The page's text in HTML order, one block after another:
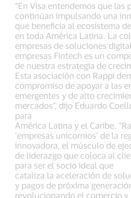
“En Visa entendemos que las
continúan impulsando una
que beneficia al ecosistema
en toda América Latina. La
empresas de soluciones
empresas Fintech es un
de nuestra estrategia de
Esta asociación con Rappi
compromiso de apoyar a las
emergentes y de alto
mercados”, dijo Eduardo
para
América Latina y el Caribe.
‘empresas unicornios’ de la
innovadora, el músculo de
de liderazgo que coloca al
para ser el socio ideal que
cataliza la aceleración de
y pagos de próxima
revolucionando el comercio y